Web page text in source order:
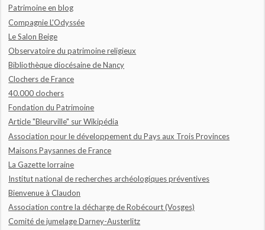
Patrimoine en blog
Compagnie L'Odyssée
Le Salon Beige
Observatoire du patrimoine religieux
Bibliothèque diocésaine de Nancy
Clochers de France
40.000 clochers
Fondation du Patrimoine
Article "Bleurville" sur Wikipédia
Association pour le développement du Pays aux Trois Provinces
Maisons Paysannes de France
La Gazette lorraine
Institut national de recherches archéologiques préventives
Bienvenue à Claudon
Association contre la décharge de Robécourt (Vosges)
Comité de jumelage Darney-Austerlitz